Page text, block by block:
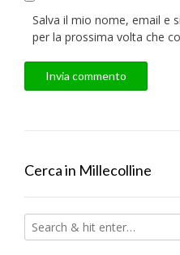
Salva il mio nome, email e
per la prossima volta che
Cerca in Millecolline